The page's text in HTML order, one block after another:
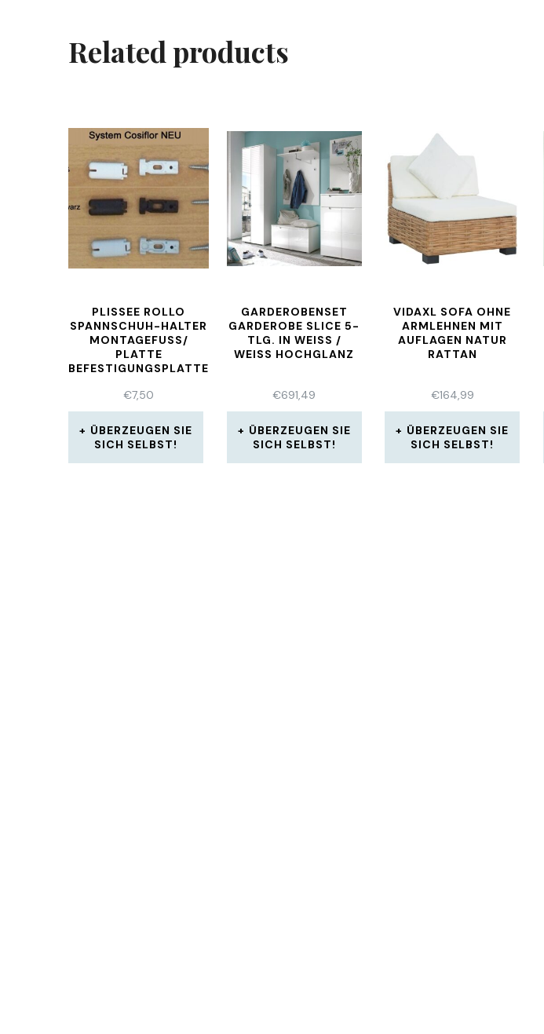
Related products
PLISSEE ROLLO
SPANNSCHUH-HALTER
MONTAGEFUSS/ P
LATTE B
EFESTIGUNGSPLATTE 4
€7,50
ÜBERZEUGEN SIE
SICH SELBST!
GARDEROBENSET
GARDEROBE SLICE 5-
TLG. IN WEISS / W
EISS HOCHGLANZ
€691,49
ÜBERZEUGEN SIE
SICH SELBST!
VIDAXL SOFA OHNE
ARMLEHNEN MIT
AUFLAGEN NATUR
RATTAN
€164,99
ÜBERZEUGEN SIE
SICH SELBST!